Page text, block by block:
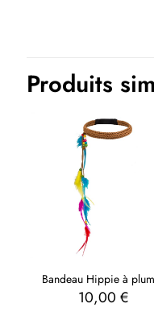
Produits
Bandeau Hippie à
10,00€